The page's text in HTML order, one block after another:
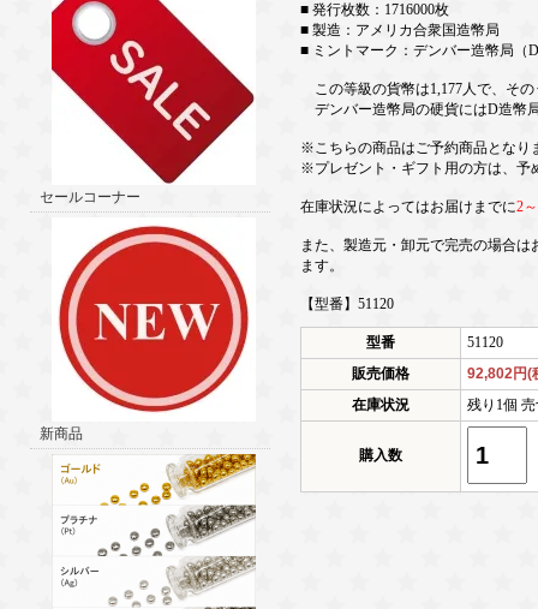
セールコーナー
新商品
■ 発行枚数：1716000枚
■ 製造：アメリカ合衆国造幣局
■ ミントマーク：デンバー造幣局（
この等級の貨幣は1,177人で、そ
デンバー造幣局の硬貨にはD造幣
※こちらの商品はご予約商品となり
※プレゼント・ギフト用の方は、予
在庫状況によってはお届けまでに2
また、製造元・卸元で完売の場合
ます。
【型番】51120
型番
51120
販売価格
92,802円(
在庫状況
残り1個
購入数